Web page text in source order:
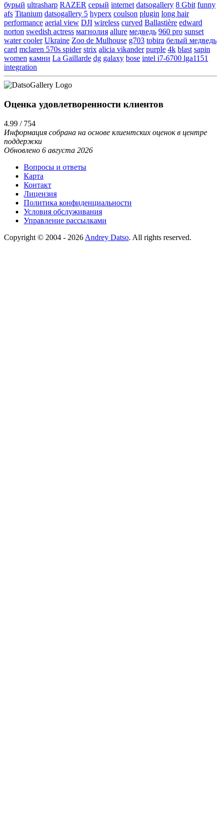
бурый ultrasharp RAZER серый internet datsogallery 8 Gbit funny
afs Titanium datsogallery 5 hyperx coulson plugin long hair
performance aerial view DJI wireless curved Ballastière edward
norton swedish actress магнолия allure медведь 960 pro sunset
water cooler Ukraine Zoo de Mulhouse g703 tobira белый медведь
card mclaren 570s spider strix alicia vikander purple 4k blast sapin
women камни La Gaillarde dg galaxy bose intel i7-6700 lga1151
integration
Оценка удовлетворенности клиентов
4.99 / 754
Информация собрана на основе клиентских оценок в центре
поддержки
Обновлено 6 августа 2026
Вопросы и ответы
Карта
Контакт
Лицензия
Политика конфиденциальности
Условия обслуживания
Управление рассылками
Copyright © 2004 - 2026 Andrey Datso. All rights reserved.